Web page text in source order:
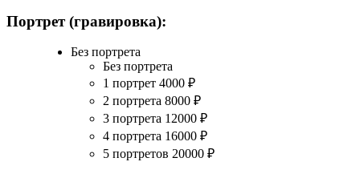
Портрет (гравировка):
Без портрета
Без портрета
1 портрет 4000 ₽
2 портрета 8000 ₽
3 портрета 12000 ₽
4 портрета 16000 ₽
5 портретов 20000 ₽